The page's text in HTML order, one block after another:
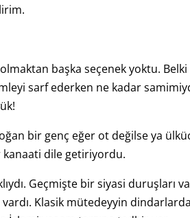
başka seçenek yoktu. Belki
sarf ederken ne kadar
bir genç eğer ot değilse ya
dile getiriyordu.
Geçmişte bir siyasi duruşları
Klasik mütedeyyin